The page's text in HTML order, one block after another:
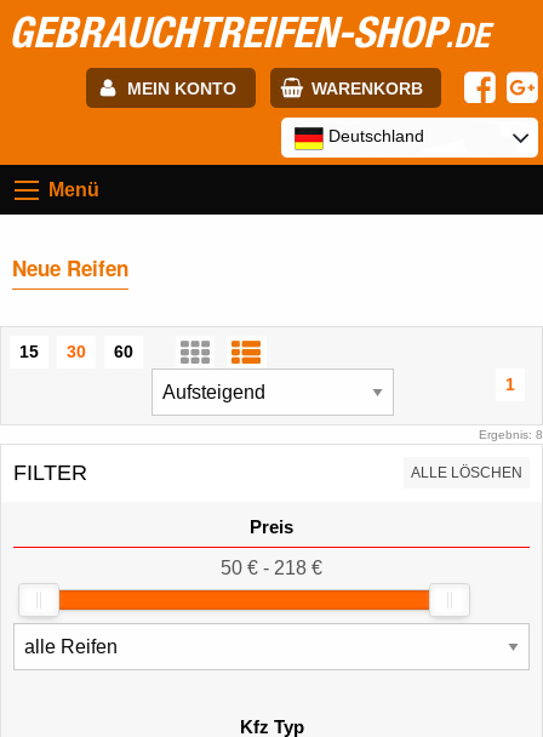
GEBRAUCHTREIFEN-SHOP.DE
MEIN KONTO WARENKORB
Passwort:
Deutschland
Menü
Neue Reifen
15 30
60
1
Ergebnis: 8
FILTER ALLE LÖSCHEN
Preis
50 € - 218 €
Kfz Typ